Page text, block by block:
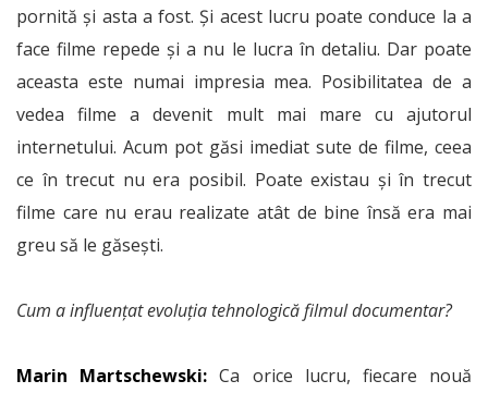
pornită și asta a fost. Și acest lucru poate conduce la a
face filme repede și a nu le lucra în detaliu. Dar poate
aceasta este numai impresia mea. Posibilitatea de a
vedea filme a devenit mult mai mare cu ajutorul
internetului. Acum pot găsi imediat sute de filme, ceea
ce în trecut nu era posibil. Poate existau și în trecut
filme care nu erau realizate atât de bine însă era mai
greu să le găsești.
Cum a influențat evoluția tehnologică filmul documentar?
Marin Martschewski:Ca orice lucru, fiecare nouă